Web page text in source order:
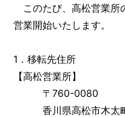
このたび、高松営業所
営業開始いたします。
1．移転先住所
【高松営業所】
〒760-0080
香川県高松市木太町